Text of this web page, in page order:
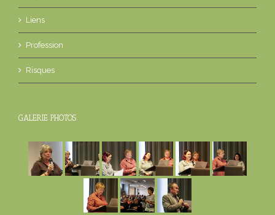
Liens
Profession
Risques
GALERIE PHOTOS